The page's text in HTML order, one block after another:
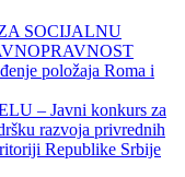
SOCIJALNU
položaja Roma i
– Javni konkurs za
razvoja privrednih
Republike Srbije